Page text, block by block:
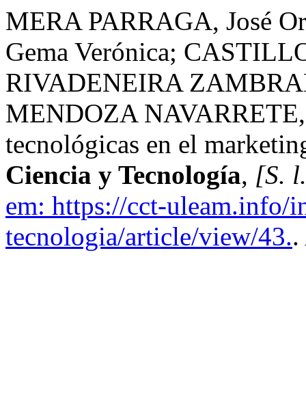
MERA PARRAGA, José
Gema Verónica;
RIVADENEIRA
MENDOZA
tecnológicas en el
Ciencia y Tecnología, [S.
em: https://cct-uleam.info/
tecnologia/article/view/43..